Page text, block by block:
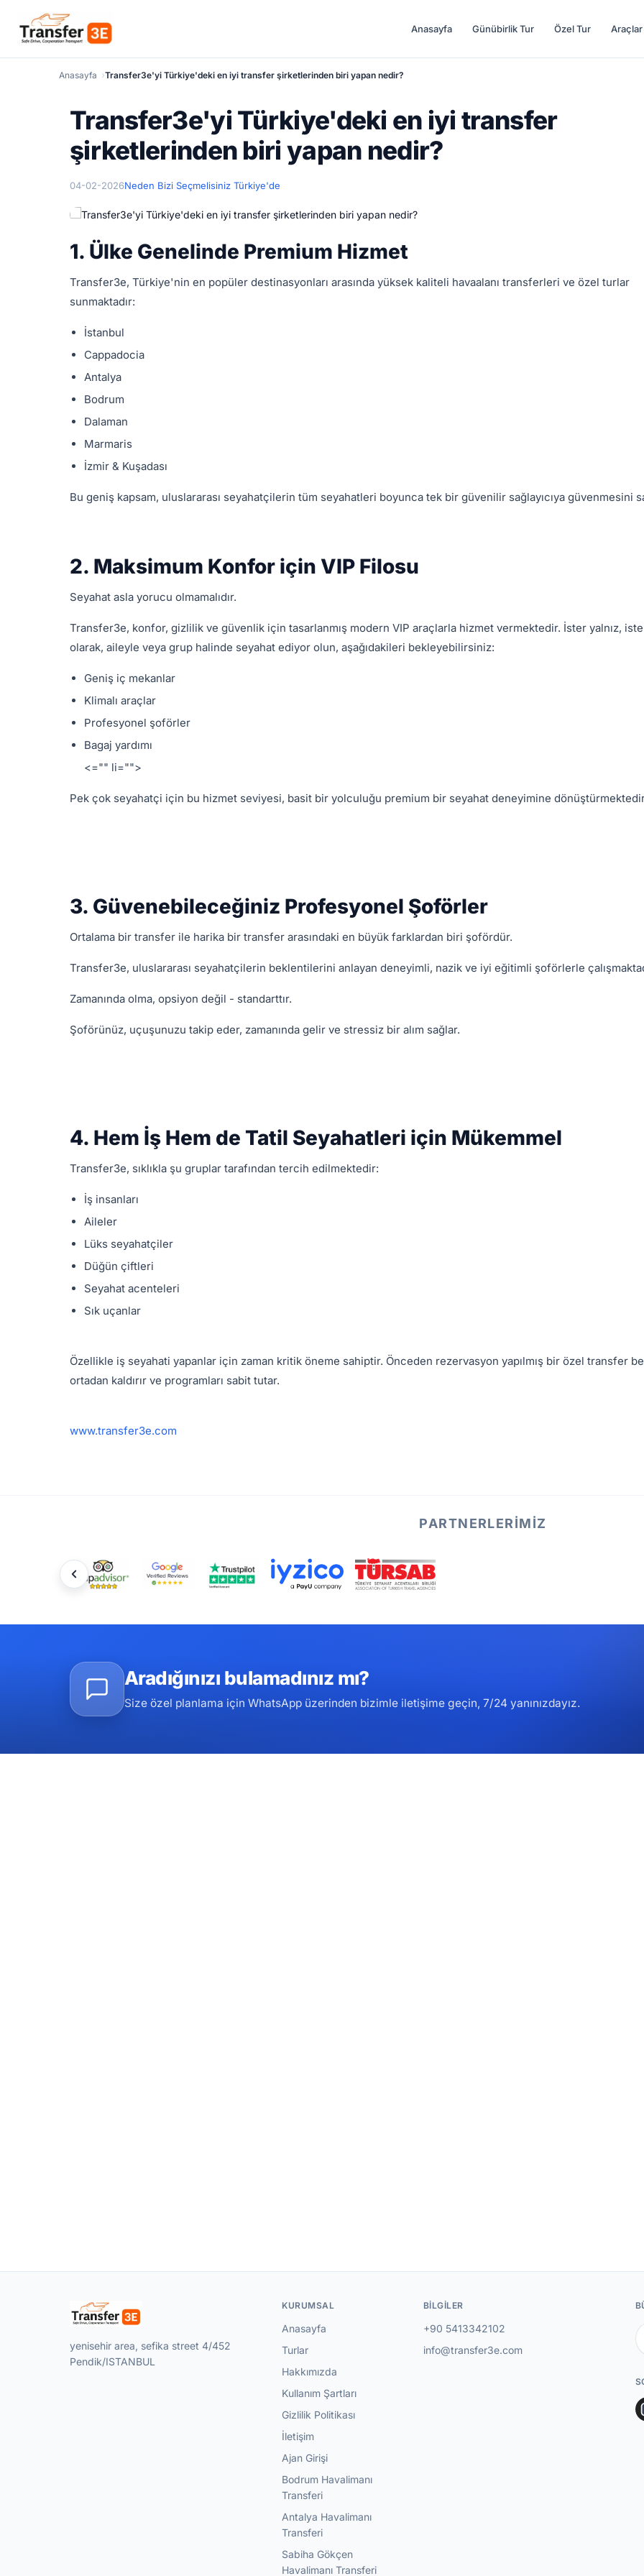
Anasayfa Günübirlik Tur Özel Tur Araçlar
Anasayfa Transfer3e'yi Türkiye'deki en iyi transfer şirketlerinden biri yapan nedir?
Transfer3e'yi Türkiye'deki en iyi transfer
şirketlerinden biri yapan nedir?
04-02-2026Neden Bizi Seçmelisiniz Türkiye'de
1. Ülke Genelinde Premium Hizmet
Transfer3e, Türkiye'nin en popüler destinasyonları arasında yüksek kaliteli havaalanı transferleri ve özel turlar
sunmaktadır:
İstanbul
Cappadocia
Antalya
Bodrum
Dalaman
Marmaris
İzmir & Kuşadası
Bu geniş kapsam, uluslararası seyahatçilerin tüm seyahatleri boyunca tek bir güvenilir sağlayıcıya güvenmesini
2. Maksimum Konfor için VIP Filosu
Seyahat asla yorucu olmamalıdır.
Transfer3e, konfor, gizlilik ve güvenlik için tasarlanmış modern VIP araçlarla hizmet vermektedir. İster yalnız,
olarak, aileyle veya grup halinde seyahat ediyor olun, aşağıdakileri bekleyebilirsiniz:
Geniş iç mekanlar
Klimalı araçlar
Profesyonel şoförler
Bagaj yardımı
<="" li="">
Pek çok seyahatçi için bu hizmet seviyesi, basit bir yolculuğu premium bir seyahat deneyimine
3. Güvenebileceğiniz Profesyonel Şoförler
Ortalama bir transfer ile harika bir transfer arasındaki en büyük farklardan biri şofördür.
Transfer3e, uluslararası seyahatçilerin beklentilerini anlayan deneyimli, nazik ve iyi eğitimli şoförlerle
Zamanında olma, opsiyon değil - standarttır.
Şoförünüz, uçuşunuzu takip eder, zamanında gelir ve stressiz bir alım sağlar.
4. Hem İş Hem de Tatil Seyahatleri için Mükemmel
Transfer3e, sıklıkla şu gruplar tarafından tercih edilmektedir:
İş insanları
Aileler
Lüks seyahatçiler
Düğün çiftleri
Seyahat acenteleri
Sık uçanlar
Özellikle iş seyahati yapanlar için zaman kritik öneme sahiptir. Önceden rezervasyon yapılmış bir özel transfer
ortadan kaldırır ve programları sabit tutar.
www.transfer3e.com
PARTNERLERIMIZ
Aradığınızı bulamadınız mı?
Size özel planlama için WhatsApp üzerinden bizimle iletişime geçin, 7/24 yanınızdayız.
yenisehir area, sefika street 4/452
Pendik/ISTANBUL
KURUMSAL
Anasayfa
Turlar
Hakkımızda
Kullanım Şartları
Gizlilik Politikası
İletişim
Ajan Girişi
Bodrum Havalimanı
Transferi
Antalya Havalimanı
Transferi
Sabiha Gökçen
Havalimanı Transferi
BILGILER
+90 5413342102
info@transfer3e.com